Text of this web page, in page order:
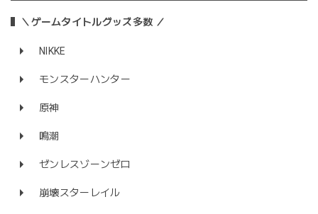
＼ゲームタイトルグッズ多数 ／
NIKKE
モンスターハンター
原神
鳴潮
ゼンレスゾーンゼロ
崩壊スターレイル